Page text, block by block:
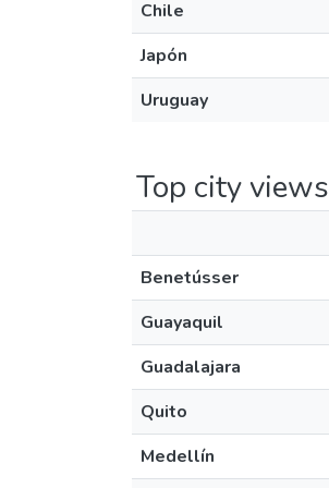
Chile
Japón
Uruguay
Top city views
Benetússer
Guayaquil
Guadalajara
Quito
Medellín